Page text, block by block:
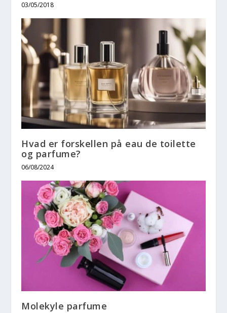
03/05/2018
Hvad er forskellen på eau de toilette
og parfume?
06/08/2024
Molekyle parfume